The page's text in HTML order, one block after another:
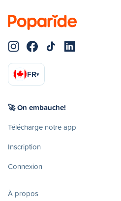
FR▾
🚀 On embauche!
Télécharge notre app
Inscription
Connexion
À propos